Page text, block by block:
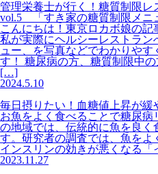
管理栄養士が行く！糖質制限レ
vol.5 「すき家の糖質制限メニ
こんにちは！東京ロカボ娘の記
私が実際にヘルシーレストラ
ュー、を写真などでわかりや
す！ 糖尿病の方、糖質制限中
[…]
2024.5.10
毎日摂りたい！血糖値上昇が緩
お魚をよく食べることで糖尿
の地域では、伝統的に魚を良く
す。研究者の調査では、魚をよ
インスリンの効きが悪くなる
2023.11.27